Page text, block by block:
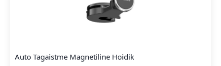
Auto Tagaistme Magnetiline Hoidik